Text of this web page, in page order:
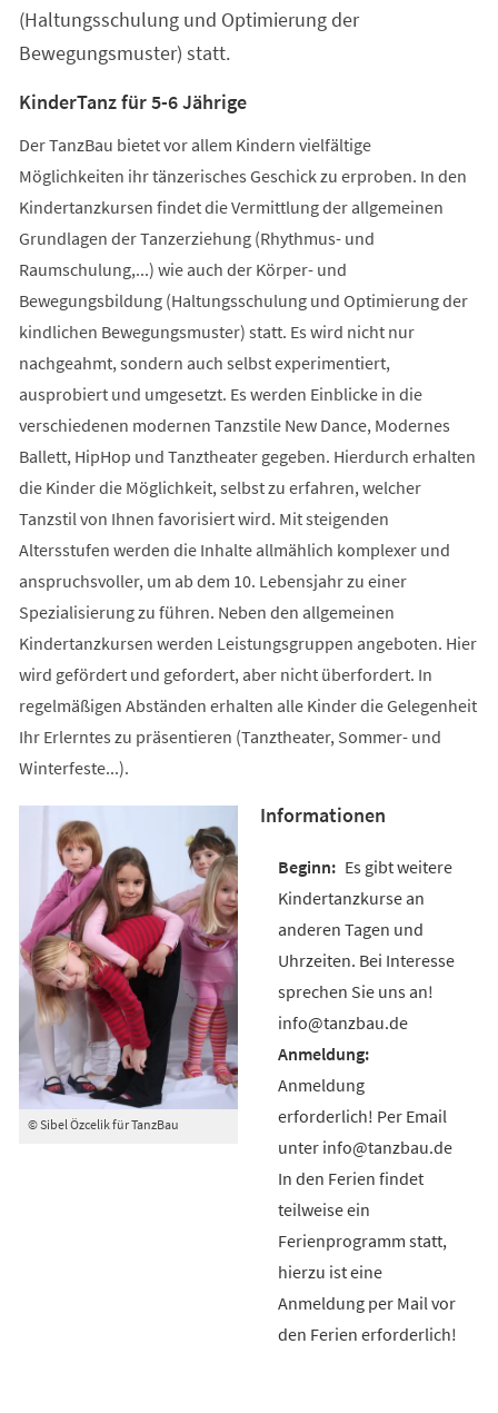
(Haltungsschulung und Optimierung der
Bewegungsmuster) statt.
KinderTanz für 5-6 Jährige
Der TanzBau bietet vor allem Kindern vielfältige
Möglichkeiten ihr tänzerisches Geschick zu erproben. In den
Kindertanzkursen findet die Vermittlung der allgemeinen
Grundlagen der Tanzerziehung (Rhythmus- und
Raumschulung,...) wie auch der Körper- und
Bewegungsbildung (Haltungsschulung und Optimierung der
kindlichen Bewegungsmuster) statt. Es wird nicht nur
nachgeahmt, sondern auch selbst experimentiert,
ausprobiert und umgesetzt. Es werden Einblicke in die
verschiedenen modernen Tanzstile New Dance, Modernes
Ballett, HipHop und Tanztheater gegeben. Hierdurch erhalten
die Kinder die Möglichkeit, selbst zu erfahren, welcher
Tanzstil von Ihnen favorisiert wird. Mit steigenden
Altersstufen werden die Inhalte allmählich komplexer und
anspruchsvoller, um ab dem 10. Lebensjahr zu einer
Spezialisierung zu führen. Neben den allgemeinen
Kindertanzkursen werden Leistungsgruppen angeboten. Hier
wird gefördert und gefordert, aber nicht überfordert. In
regelmäßigen Abständen erhalten alle Kinder die Gelegenheit
Ihr Erlerntes zu präsentieren (Tanztheater, Sommer- und
Winterfeste...).
© Sibel Özcelik für TanzBau
Informationen
Es gibt weitere
Kindertanzkurse an
anderen Tagen und
Uhrzeiten. Bei Interesse
sprechen Sie uns an!
info@tanzbau.de
Anmeldung
erforderlich! Per Email
unter info@tanzbau.de
In den Ferien findet
teilweise ein
Ferienprogramm statt,
hierzu ist eine
Anmeldung per Mail vor
den Ferien erforderlich!